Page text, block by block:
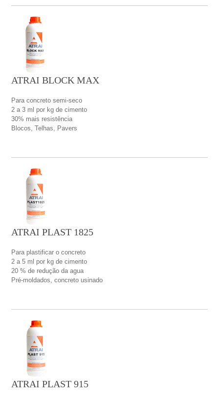
ATRAI BLOCK MAX
Para concreto semi-seco
2 a 3 ml por kg de cimento
30% mais resistência
Blocos, Telhas, Pavers
ATRAI PLAST 1825
Para plastificar o concreto
2 a 5 ml por kg de cimento
20 % de redução da agua
Pré-moldados, concreto usinado
ATRAI PLAST 915